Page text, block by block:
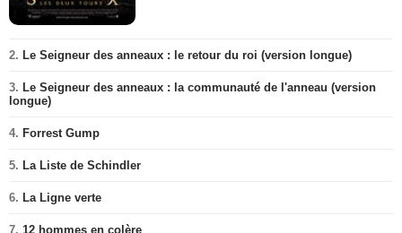
2. Le Seigneur des anneaux : le retour du roi (version longue)
3. Le Seigneur des anneaux : la communauté de l'anneau (version
longue)
4. Forrest Gump
5. La Liste de Schindler
6. La Ligne verte
7. 12 hommes en colère